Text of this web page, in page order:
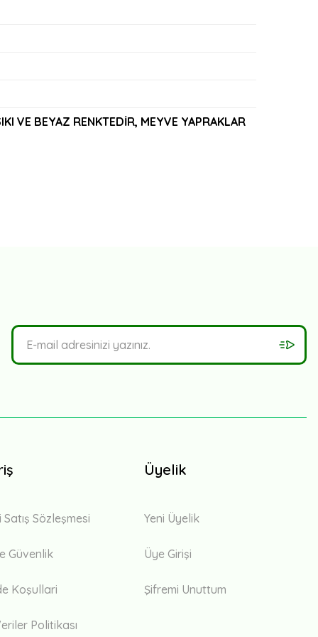
VE BEYAZ RENKTEDİR, MEYVE YAPRAKLAR
Sözleşmesi
Güvenlik
Koşullari
Politikası
Üyelik
Yeni Üyelik
Üye Girişi
Şifremi Unuttum